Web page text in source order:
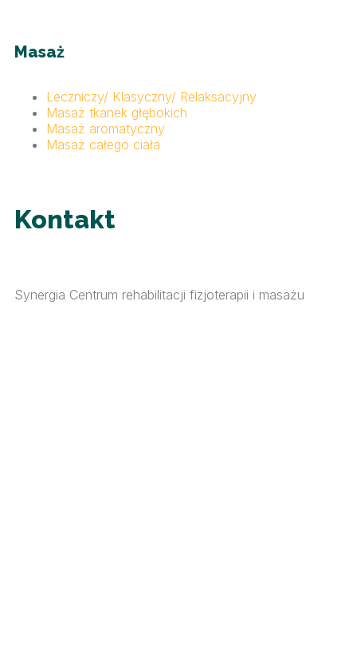
Masaż
Leczniczy/ Klasyczny/ Relaksacyjny
Masaż tkanek głębokich
Masaż aromatyczny
Masaż całego ciała
Kontakt
Synergia Centrum rehabilitacji fizjoterapii i masażu